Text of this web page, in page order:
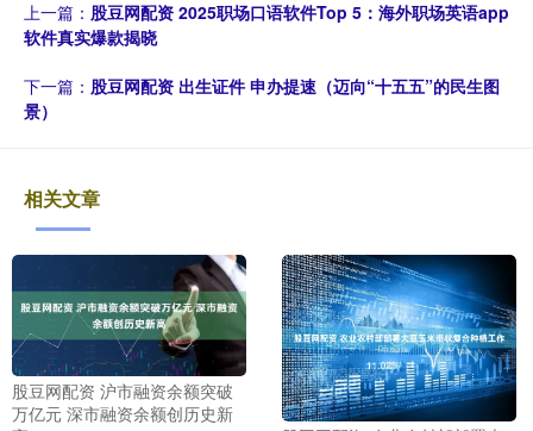
上一篇： 股豆网配资 2025职场口语软件Top 5：海外职场英语app
软件真实爆款揭晓
下一篇： 股豆网配资 出生证件 申办提速（迈向“十五五”的民生图
景）
相关文章
股豆网配资 沪市融资余额突破
万亿元 深市融资余额创历史新